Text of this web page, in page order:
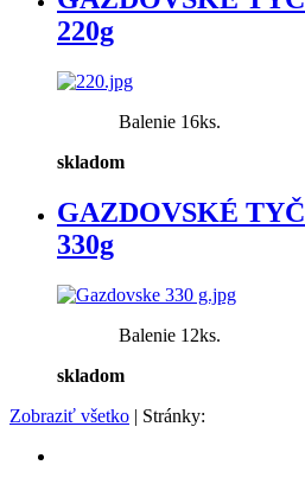
220g
Balenie 16ks.
skladom
GAZDOVSKÉ
330g
Balenie 12ks.
skladom
Zobraziť všetko | Stránky: